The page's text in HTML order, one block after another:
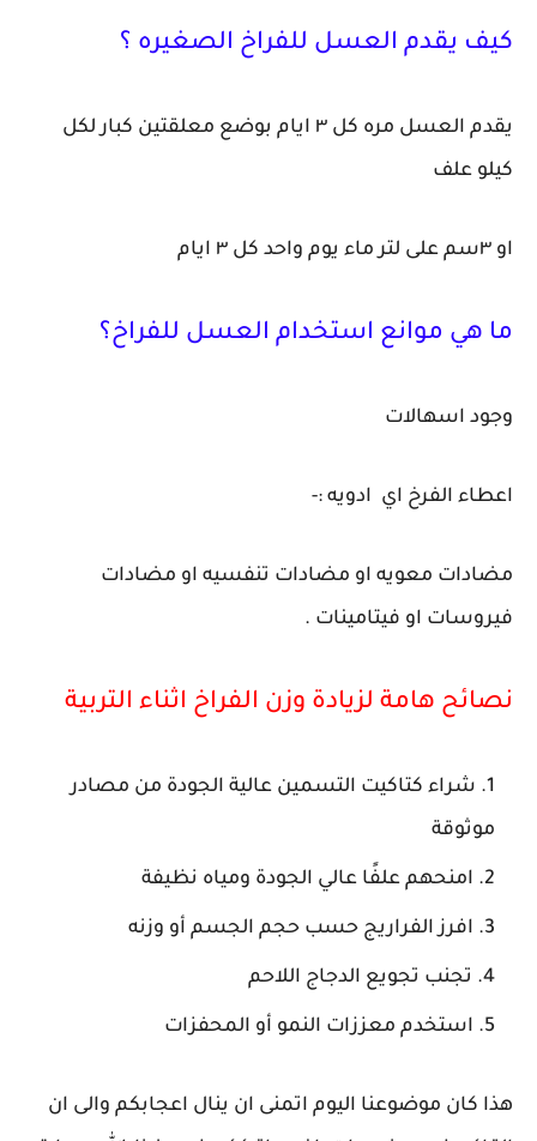
كيف يقدم العسل للفراخ الصغيره ؟
يقدم العسل مره كل ٣ ايام بوضع معلقتين كبار لكل
كيلو علف
او ٣سم على لتر ماء يوم واحد كل ٣ ايام
ما هي موانع استخدام العسل للفراخ؟
وجود اسهالات
اعطاء الفرخ اي ادويه :-
مضادات معويه او مضادات تنفسيه او مضادات
فيروسات او فيتامينات .
نصائح هامة لزيادة وزن الفراخ اثناء التربية
شراء كتاكيت التسمين عالية الجودة من مصادر
موثوقة
امنحهم علفًا عالي الجودة ومياه نظيفة
افرز الفراريج حسب حجم الجسم أو وزنه
تجنب تجويع الدجاج اللاحم
استخدم معززات النمو أو المحفزات
هذا كان موضوعنا اليوم اتمنى ان ينال اعجابكم والى ان